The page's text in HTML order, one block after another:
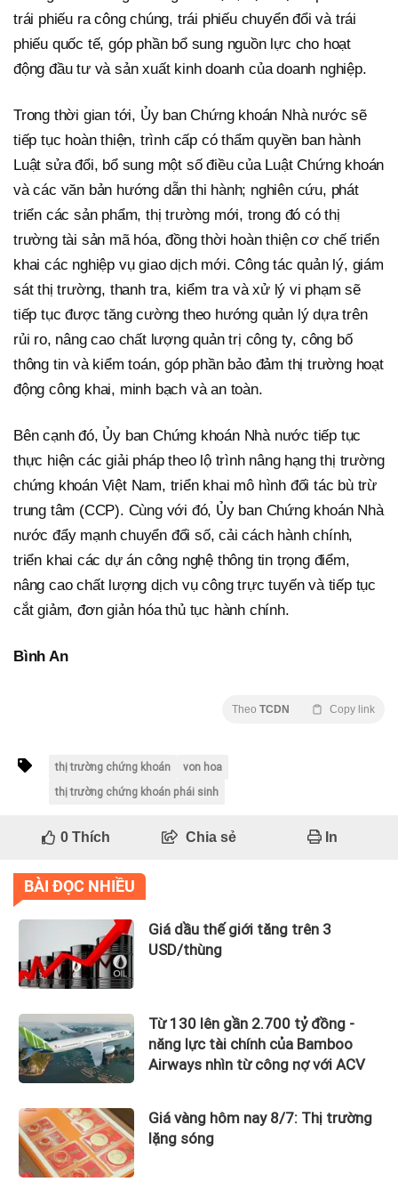
trái phiếu ra công chúng, trái phiếu chuyển đổi và trái
phiếu quốc tế, góp phần bổ sung nguồn lực cho hoạt
động đầu tư và sản xuất kinh doanh của doanh nghiệp.
Trong thời gian tới, Ủy ban Chứng khoán Nhà nước sẽ
tiếp tục hoàn thiện, trình cấp có thẩm quyền ban hành
Luật sửa đổi, bổ sung một số điều của Luật Chứng khoán
và các văn bản hướng dẫn thi hành; nghiên cứu, phát
triển các sản phẩm, thị trường mới, trong đó có thị
trường tài sản mã hóa, đồng thời hoàn thiện cơ chế triển
khai các nghiệp vụ giao dịch mới. Công tác quản lý, giám
sát thị trường, thanh tra, kiểm tra và xử lý vi phạm sẽ
tiếp tục được tăng cường theo hướng quản lý dựa trên
rủi ro, nâng cao chất lượng quản trị công ty, công bố
thông tin và kiểm toán, góp phần bảo đảm thị trường hoạt
động công khai, minh bạch và an toàn.
Bên cạnh đó, Ủy ban Chứng khoán Nhà nước tiếp tục
thực hiện các giải pháp theo lộ trình nâng hạng thị trường
chứng khoán Việt Nam, triển khai mô hình đối tác bù trừ
trung tâm (CCP). Cùng với đó, Ủy ban Chứng khoán Nhà
nước đẩy mạnh chuyển đổi số, cải cách hành chính,
triển khai các dự án công nghệ thông tin trọng điểm,
nâng cao chất lượng dịch vụ công trực tuyến và tiếp tục
cắt giảm, đơn giản hóa thủ tục hành chính.
Bình An
Theo TCDN Copy link
thị trường chứng khoán
von hoa
thị trường chứng khoán phái sinh
0Thích Chia sẻ In
BÀI ĐỌC NHIỀU
Giá dầu thế giới tăng trên 3
USD/thùng
Từ 130 lên gần 2.700 tỷ đồng -
năng lực tài chính của Bamboo
Airways nhìn từ công nợ với ACV
Giá vàng hôm nay 8/7: Thị trường
lặng sóng